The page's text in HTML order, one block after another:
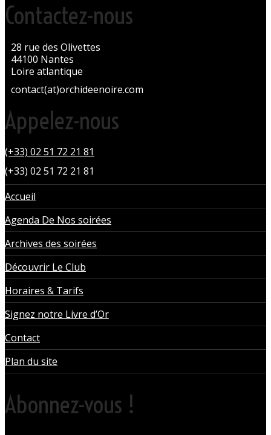
Contactez-nous
28 rue des Olivettes
44100 Nantes
Loire atlantique
contact(at)orchideenoire.com
Appelez-nous
(+33) 02 51 72 21 81
(+33) 02 51 72 21 81
Accueil
Agenda De Nos soirées
Archives des soirées
Découvrir Le Club
Horaires & Tarifs
Signez notre Livre d’Or
Contact
Plan du site
Abonnez-vous !